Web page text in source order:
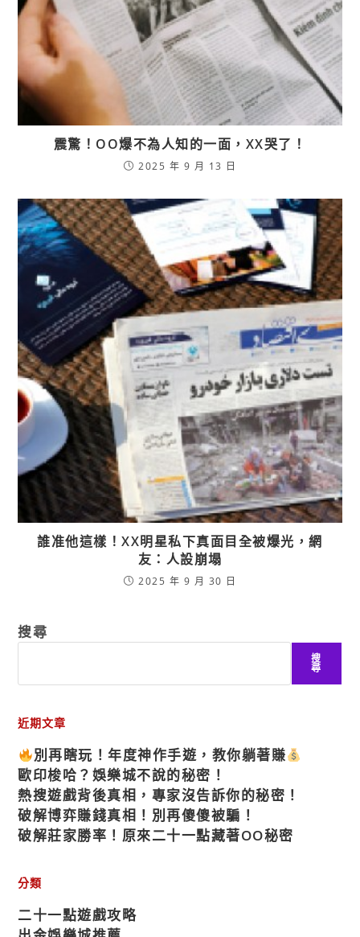
震驚！OO爆不為人知的一面，XX哭了！
2025 年 9 月 13 日
誰准他這樣！XX明星私下真面目全被爆光，網
友：人設崩塌
2025 年 9 月 30 日
搜尋
搜
尋
近期文章
別再瞎玩！年度神作手遊，教你躺著賺
歐印梭哈？娛樂城不說的秘密！
熱搜遊戲背後真相，專家沒告訴你的秘密！
破解博弈賺錢真相！別再傻傻被騙！
破解莊家勝率！原來二十一點藏著OO秘密
分類
二十一點遊戲攻略